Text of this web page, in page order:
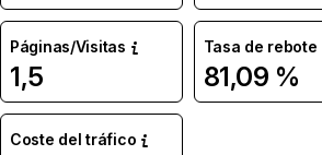
Páginas/Visitas
1,5
Tasa de rebote
81,09 %
Coste del tráfico